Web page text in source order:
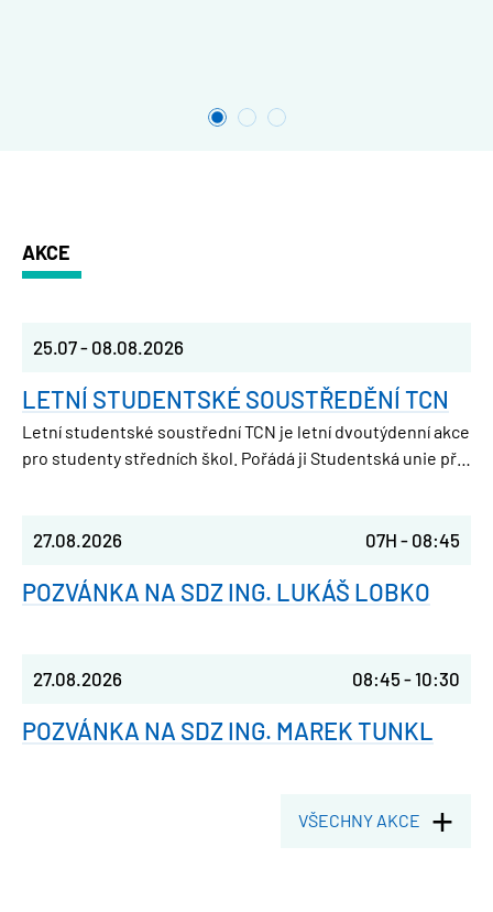
AKCE
25.07- 08.08.2026
LETNÍ STUDENTSKÉ SOUSTŘEDĚNÍ TCN
Letní studentské soustřední TCN je letní dvoutýdenní akce
pro studenty středních škol. Pořádá ji Studentská unie při
27.08.2026 07H - 08:45
POZVÁNKA NA SDZ ING. LUKÁŠ LOBKO
27.08.2026 08:45 -10:30
POZVÁNKA NA SDZ ING. MAREK TUNKL
VŠECHNY AKCE